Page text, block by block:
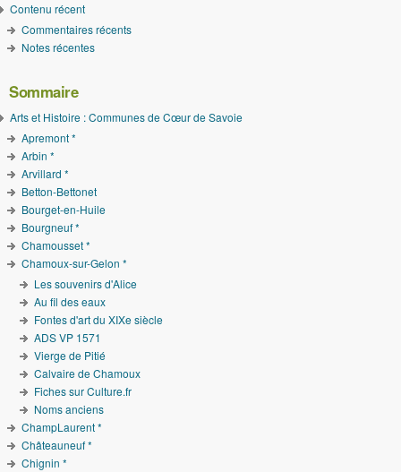
Contenu récent
Commentaires récents
Notes récentes
Sommaire
Arts et Histoire : Communes de Cœur de Savoie
Apremont *
Arbin *
Arvillard *
Betton-Bettonet
Bourget-en-Huile
Bourgneuf *
Chamousset *
Chamoux-sur-Gelon *
Les souvenirs d'Alice
Au fil des eaux
Fontes d'art du XIXe siècle
ADS VP 1571
Vierge de Pitié
Calvaire de Chamoux
Fiches sur Culture.fr
Noms anciens
ChampLaurent *
Châteauneuf *
Chignin *